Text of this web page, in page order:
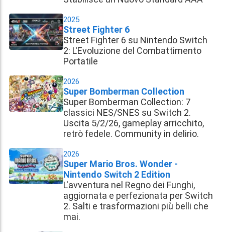
2025
Street Fighter 6
Street Fighter 6 su Nintendo Switch
2: L'Evoluzione del Combattimento
Portatile
2026
Super Bomberman Collection
Super Bomberman Collection: 7
classici NES/SNES su Switch 2.
Uscita 5/2/26, gameplay arricchito,
retrò fedele. Community in delirio.
2026
Super Mario Bros. Wonder -
Nintendo Switch 2 Edition
L'avventura nel Regno dei Funghi,
aggiornata e perfezionata per Switch
2. Salti e trasformazioni più belli che
mai.